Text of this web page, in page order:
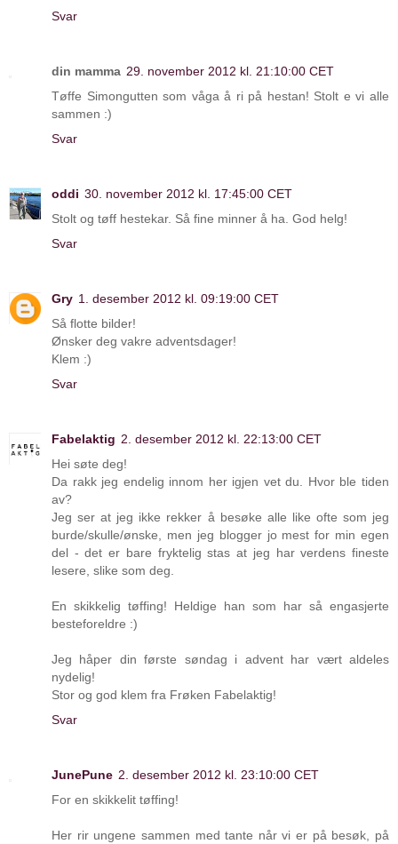
Svar
din mamma 29. november 2012 kl. 21:10:00 CET
Tøffe Simongutten som våga å ri på hestan! Stolt e vi alle
sammen :)
Svar
oddi 30. november 2012 kl. 17:45:00 CET
Stolt og tøff hestekar. Så fine minner å ha. God helg!
Svar
Gry 1. desember 2012 kl. 09:19:00 CET
Så flotte bilder!
Ønsker deg vakre adventsdager!
Klem :)
Svar
Fabelaktig 2. desember 2012 kl. 22:13:00 CET
Hei søte deg!
Da rakk jeg endelig innom her igjen vet du. Hvor ble tiden
av?
Jeg ser at jeg ikke rekker å besøke alle like ofte som jeg
burde/skulle/ønske, men jeg blogger jo mest for min egen
del - det er bare fryktelig stas at jeg har verdens fineste
lesere, slike som deg.
En skikkelig tøffing! Heldige han som har så engasjerte
besteforeldre :)
Jeg håper din første søndag i advent har vært aldeles
nydelig!
Stor og god klem fra Frøken Fabelaktig!
Svar
JunePune 2. desember 2012 kl. 23:10:00 CET
For en skikkelit tøffing!
Her rir ungene sammen med tante når vi er på besøk, på